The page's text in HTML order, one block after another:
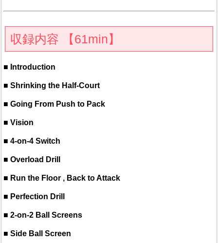
収録内容 【61min】
■ Introduction
■ Shrinking the Half-Court
■ Going From Push to Pack
■ Vision
■ 4-on-4 Switch
■ Overload Drill
■ Run the Floor , Back to Attack
■ Perfection Drill
■ 2-on-2 Ball Screens
■ Side Ball Screen